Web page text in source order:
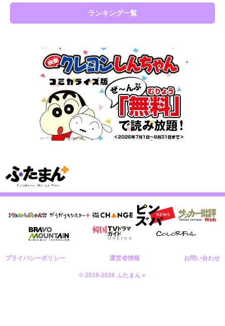
ランキング一覧
プライバシーポリシー 運営者情報 お問い合わせ
© 2019-2026 ふたまん＋